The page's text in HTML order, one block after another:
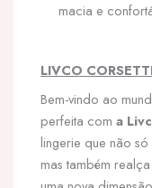
macia e
LIVCO
Bem-vindo ao
perfeita com a
lingerie que não
mas também